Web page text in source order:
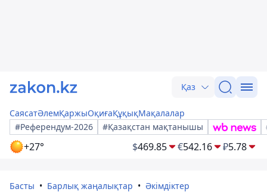
Қаз
СаясатӘлемҚаржыОқиғаҚұқықМақалалар
#Референдум-2026
#Қазақстан мақтанышы
+27° $469.85 €542.16 ₽5.78
Басты Барлық жаңалықтар Әкімдіктер